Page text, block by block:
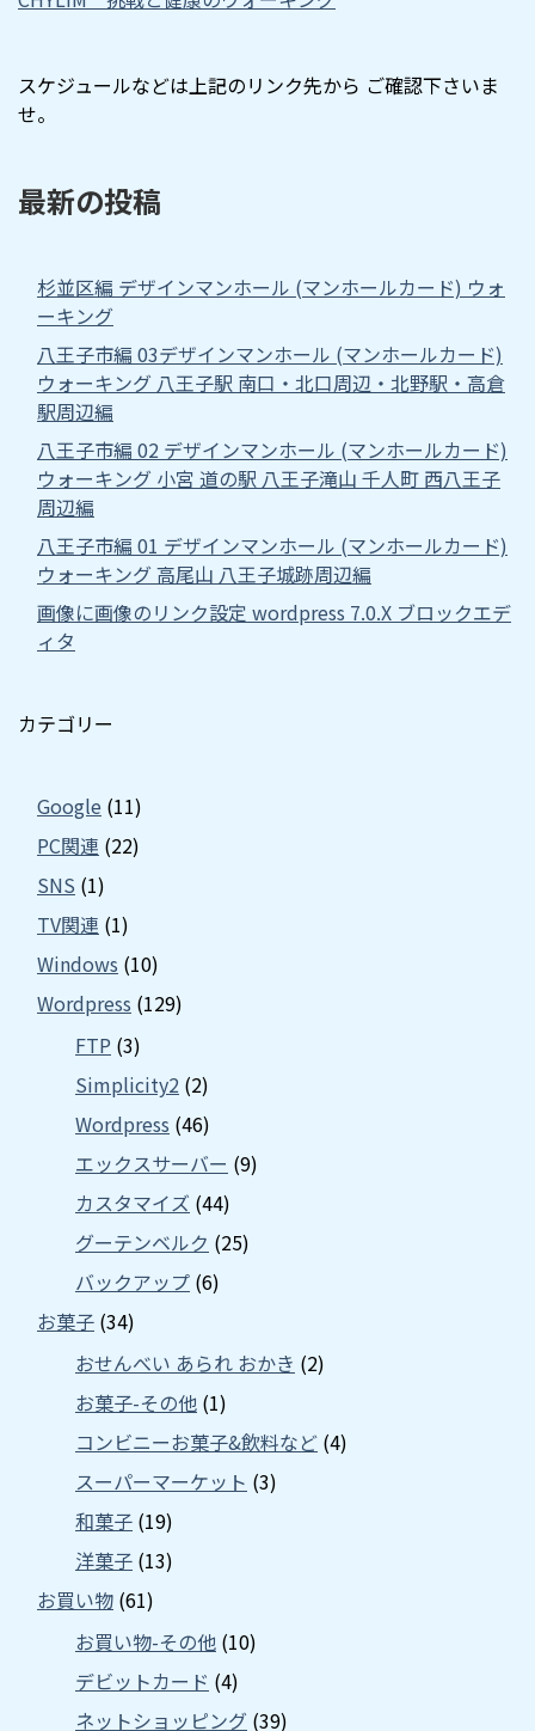
スケジュールなどは上記のリンク先から ご確認下さいま
せ。
最新の投稿
杉並区編 デザインマンホール (マンホールカード) ウォ
ーキング
八王子市編 03デザインマンホール (マンホールカード)
ウォーキング 八王子駅 南口・北口周辺・北野駅・高倉
駅周辺編
八王子市編 02 デザインマンホール (マンホールカード)
ウォーキング 小宮 道の駅 八王子滝山 千人町 西八王子
周辺編
八王子市編 01 デザインマンホール (マンホールカード)
ウォーキング 高尾山 八王子城跡周辺編
画像に画像のリンク設定 wordpress 7.0.X ブロックエデ
ィタ
カテゴリー
Google (11)
PC関連 (22)
SNS (1)
TV関連 (1)
Windows (10)
Wordpress (129)
FTP (3)
Simplicity2 (2)
Wordpress (46)
エックスサーバー (9)
カスタマイズ (44)
グーテンベルク (25)
バックアップ (6)
お菓子 (34)
おせんべい あられ おかき (2)
お菓子-その他 (1)
コンビニーお菓子&飲料など (4)
スーパーマーケット (3)
和菓子 (19)
洋菓子 (13)
お買い物 (61)
お買い物-その他 (10)
デビットカード (4)
ネットショッピング (39)